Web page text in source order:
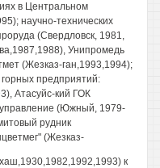
в Центральном
научно-технических
(Свердловск, 1981,
Унипромедь
(Жезказ-ган,1993,1994);
горных предприятий:
Атасуйс-кий ГОК
(Южный, 1979-
рудник
(Жезказ-
к